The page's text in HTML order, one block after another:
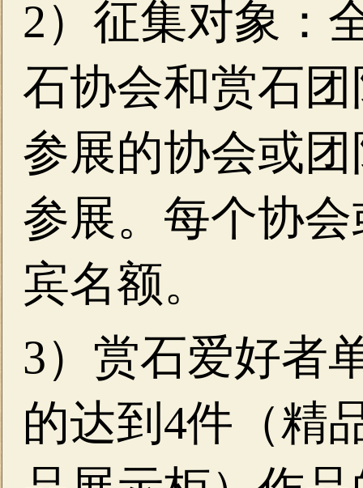
2）征集对象：
石协会和赏石
参展的协会或
参展。每个协
宾名额。
3）赏石爱好者
的达到4件（精